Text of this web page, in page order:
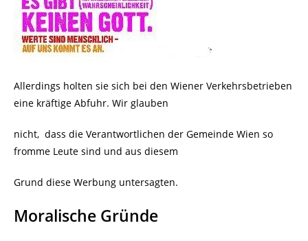
Allerdings holten sie sich bei den Wiener Verkehrsbetrieben
eine kräftige Abfuhr. Wir glauben
nicht, dass die Verantwortlichen der Gemeinde Wien so
fromme Leute sind und aus diesem
Grund diese Werbung untersagten.
Moralische Gründe